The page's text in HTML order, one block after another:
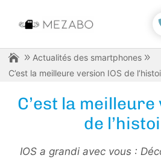
Actualités des smartphones
C’est la meilleure version IOS de
C’est la
de
IOS a grandi avec vous :